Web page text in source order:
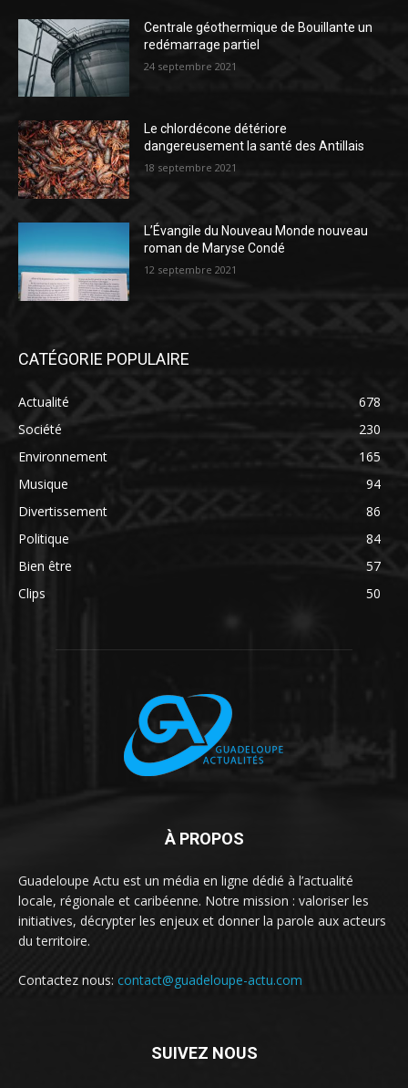
Centrale géothermique de Bouillante un
redémarrage partiel
24 septembre 2021
Le chlordécone détériore
dangereusement la santé des Antillais
18 septembre 2021
L’Évangile du Nouveau Monde nouveau
roman de Maryse Condé
12 septembre 2021
CATÉGORIE POPULAIRE
Actualité
678
Société
230
Environnement
165
Musique
94
Divertissement
86
Politique
84
Bien être
57
Clips
50
À PROPOS
Guadeloupe Actu est un média en ligne dédié à l’actualité
locale, régionale et caribéenne. Notre mission : valoriser les
initiatives, décrypter les enjeux et donner la parole aux acteurs
du territoire.
Contactez nous: contact@guadeloupe-actu.com
SUIVEZ NOUS